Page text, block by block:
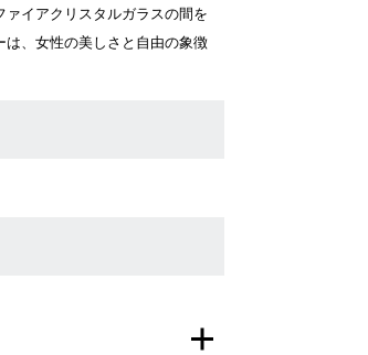
ァイアクリスタルガラスの間を
は、女性の美しさと自由の象徴